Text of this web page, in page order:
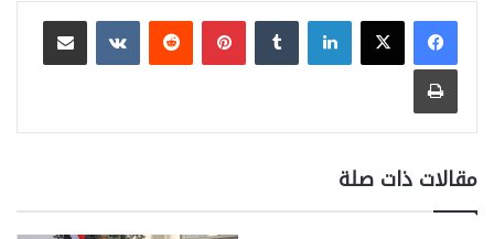
لينكدإن بينتيريست
مشاركة عبر البريد
طباعة
مقالات ذات صلة